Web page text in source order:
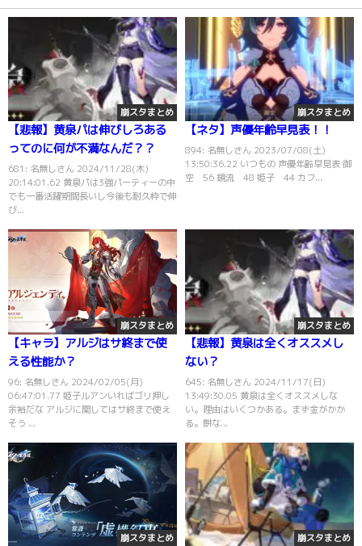
崩スタまとめ
【悲報】黄泉パは伸びしろある
ってのに何が不満なんだ？？
681: 名無しさん 2024/11/28(木)
20:14:01.62 黄泉パは3強パーティーの中
でも一番活躍期間長いし今後も耐久枠で伸
び...
崩スタまとめ
【ネタ】声優年齢早見表！！
894: 名無しさん 2023/07/08(土)
13:50:36.22 いつもの 声優年齢早見表 御
空 56 鏡流 48 姫子 44 カフ...
崩スタまとめ
【キャラ】アルジはサ終まで使
える性能か？
96: 名無しさん 2024/02/05(月)
06:47:01.77 姫子ルアンいればゴリ押し
余裕だな アルジに関してはサ終まで使え
そう ...
崩スタまとめ
【悲報】黄泉は全くオススメし
ない？
645: 名無しさん 2024/11/17(日)
13:49:30.05 黄泉は全くオススメしな
い。理由はいくつかある。まず金がかか
る。餅な...
崩スタまとめ 崩スタまとめ